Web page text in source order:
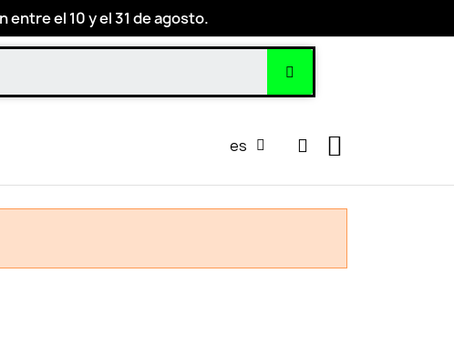
el 10 y el 31 de agosto.
es